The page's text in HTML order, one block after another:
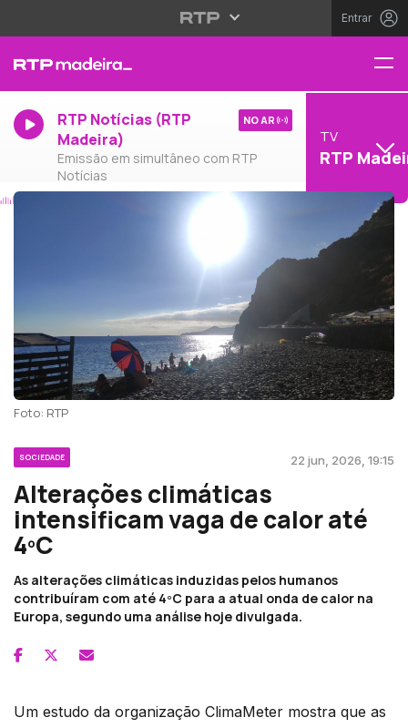
Entrar
RTP Notícias (RTP
Madeira)
Emissão em simultâneo com RTP
Notícias
NO AR
TV
RTP
Foto: RTP
SOCIEDADE 22 jun, 2026, 19:15
Alterações climáticas
intensificam vaga de calor até
4ºC
As alterações climáticas induzidas pelos humanos
contribuíram com até 4ºC para a atual onda de calor na
Europa, segundo uma análise hoje divulgada.
Um estudo da organização ClimaMeter mostra que as